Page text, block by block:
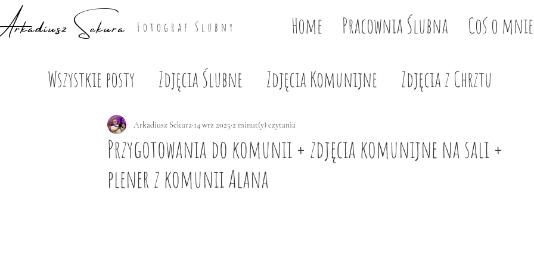
Sekura Fotograf Ślubny Home Pracownia Ślubna
Coś o mnie
Wszystkie posty
Zdjęcia Ślubne Zdjęcia Komunijne
Zdjęcia z Chrztu
Zdjęcia Rodzinne
Przygotowania do komunii + zdjęcia komunijne na sali +
plener z komunii Alana
Arkadiusz Sekura 14 wrz 2025 2 minut(y) czytania